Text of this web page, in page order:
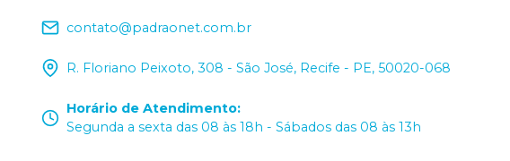
contato@padraonet.com.br
R. Floriano Peixoto, 308 - São José, Recife - PE, 50020-068
Horário de Atendimento:
Segunda a sexta das 08 às 18h - Sábados das 08 às 13h